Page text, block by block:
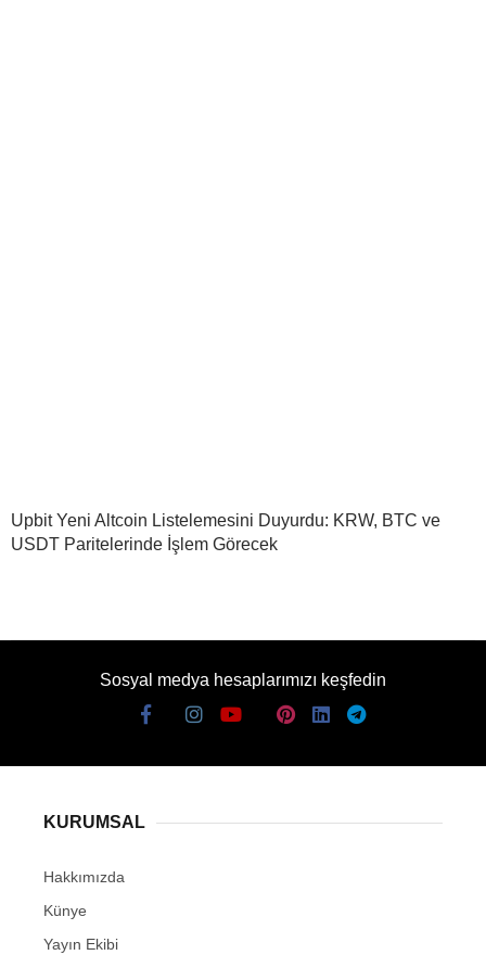
Upbit Yeni Altcoin Listelemesini Duyurdu: KRW, BTC ve
USDT Paritelerinde İşlem Görecek
Sosyal medya hesaplarımızı keşfedin
KURUMSAL
Hakkımızda
Künye
Yayın Ekibi